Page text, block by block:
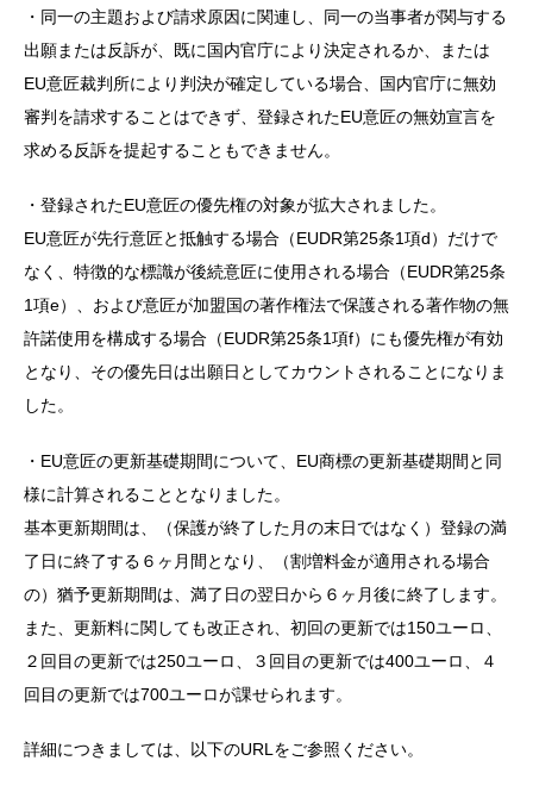
・同一の主題および請求原因に関連し、同一の当事者が関与する
出願または反訴が、既に国内官庁により決定されるか、または
EU意匠裁判所により判決が確定している場合、国内官庁に無効
審判を請求することはできず、登録されたEU意匠の無効宣言を
求める反訴を提起することもできません。
・登録されたEU意匠の優先権の対象が拡大されました。
EU意匠が先行意匠と抵触する場合（EUDR第25条1項d）だけで
なく、特徴的な標識が後続意匠に使用される場合（EUDR第25条
1項e）、および意匠が加盟国の著作権法で保護される著作物の無
許諾使用を構成する場合（EUDR第25条1項f）にも優先権が有効
となり、その優先日は出願日としてカウントされることになりま
した。
・EU意匠の更新基礎期間について、EU商標の更新基礎期間と同
様に計算されることとなりました。
基本更新期間は、（保護が終了した月の末日ではなく）登録の満
了日に終了する６ヶ月間となり、（割増料金が適用される場合
の）猶予更新期間は、満了日の翌日から６ヶ月後に終了します。
また、更新料に関しても改正され、初回の更新では150ユーロ、
２回目の更新では250ユーロ、３回目の更新では400ユーロ、４
回目の更新では700ユーロが課せられます。
詳細につきましては、以下のURLをご参照ください。